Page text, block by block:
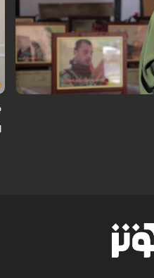
شجاعٌ للحياة تحت وطأة الحرب، حيث
والدمار، فنرى بعيونهم